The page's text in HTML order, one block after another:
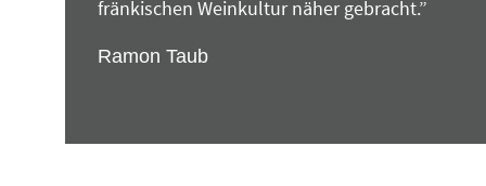
fränkischen Weinkultur näher gebracht.”
Ramon Taub